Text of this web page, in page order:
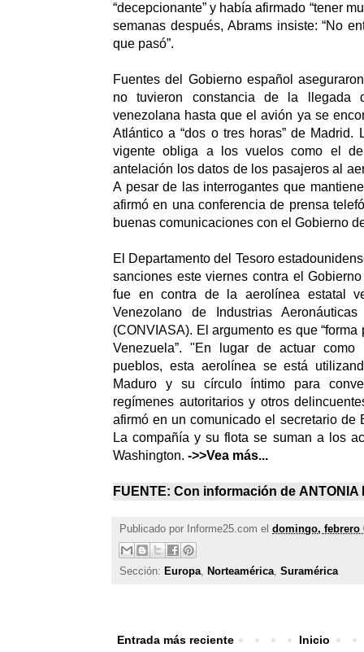
“decepcionante” y había afirmado “tener
semanas después, Abrams insiste: “No
que pasó”.
Fuentes del Gobierno español
no tuvieron constancia de la llegada
venezolana hasta que el avión ya se
Atlántico a “dos o tres horas” de Madrid.
vigente obliga a los vuelos como el
antelación los datos de los pasajeros al
A pesar de las interrogantes que
afirmó en una conferencia de prensa
buenas comunicaciones con el Gobierno
El Departamento del Tesoro
sanciones este viernes contra el
fue en contra de la aerolínea estatal
Venezolano de Industrias
(CONVIASA). El argumento es que
Venezuela”. "En lugar de actuar
pueblos, esta aerolínea se está
Maduro y su círculo íntimo para
regímenes autoritarios y otros
afirmó en un comunicado el secretario de
La compañía y su flota se suman a los
Washington. ->>Vea más...
FUENTE: Con información de
Publicado por Informe25.com el domingo, febrero
Sección: Europa, Norteamérica, Suramérica
Entrada más reciente Inicio